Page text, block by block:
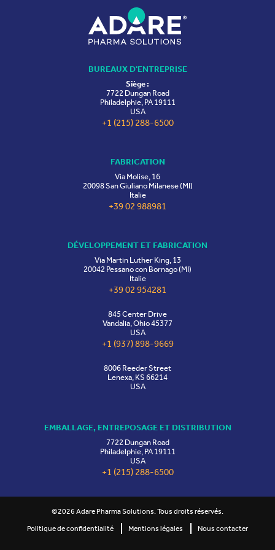
BUREAUX D'ENTREPRISE
Siège :
7722 Dungan Road
Philadelphie, PA 19111
USA
+1 (215) 288-6500
FABRICATION
Via Molise, 16
20098 San Giuliano Milanese (MI)
Italie
+39 02 988981
DÉVELOPPEMENT ET FABRICATION
Via Martin Luther King, 13
20042 Pessano con Bornago (MI)
Italie
+39 02 954281
845 Center Drive
Vandalia, Ohio 45377
USA
+1 (937) 898-9669
8006 Reeder Street
Lenexa, KS 66214
USA
EMBALLAGE, ENTREPOSAGE ET DISTRIBUTION
7722 Dungan Road
Philadelphie, PA 19111
USA
+1 (215) 288-6500
©2026 Adare Pharma Solutions. Tous droits réservés.
Politique de confidentialité
Mentions légales Nous contacter